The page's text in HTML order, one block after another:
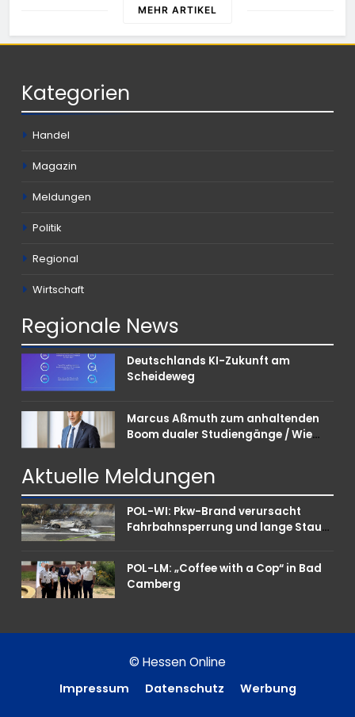
MEHR ARTIKEL
Kategorien
Handel
Magazin
Meldungen
Politik
Regional
Wirtschaft
Regionale News
Deutschlands KI-Zukunft am
Scheideweg
Marcus Aßmuth zum anhaltenden
Boom dualer Studiengänge / Wie
punkten können
Aktuelle Meldungen
POL-WI: Pkw-Brand verursacht
Fahrbahnsperrung und lange Staus
POL-LM: „Coffee with a Cop“ in Bad
Camberg
© Hessen Online
Impressum Datenschutz Werbung